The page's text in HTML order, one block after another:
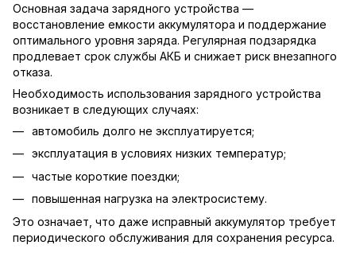
Основная задача зарядного устройства —
восстановление емкости аккумулятора и поддержание
оптимального уровня заряда. Регулярная подзарядка
продлевает срок службы АКБ и снижает риск внезапного
отказа.
Необходимость использования зарядного устройства
возникает в следующих случаях:
автомобиль долго не эксплуатируется;
эксплуатация в условиях низких температур;
частые короткие поездки;
повышенная нагрузка на электросистему.
Это означает, что даже исправный аккумулятор требует
периодического обслуживания для сохранения ресурса.